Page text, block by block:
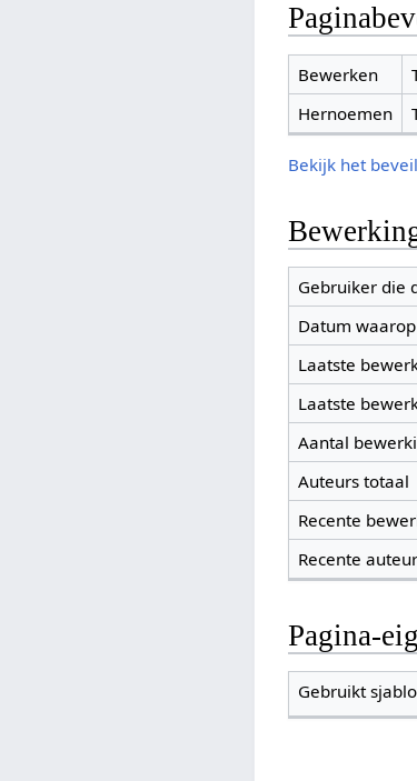
Bewerken
Hernoemen
Bekijk het
Gebruiker die
Datum
Laatste
Laatste
Aantal
Auteurs totaal
Recente
Recente
Pagina-
Gebruikt